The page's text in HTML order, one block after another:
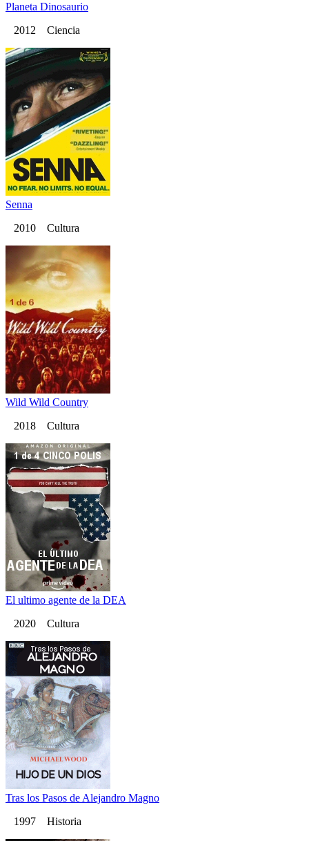
Planeta Dinosaurio
2012 Ciencia
Senna
2010 Cultura
Wild Wild Country
2018 Cultura
El ultimo agente de la DEA
2020 Cultura
Tras los Pasos de Alejandro Magno
1997 Historia